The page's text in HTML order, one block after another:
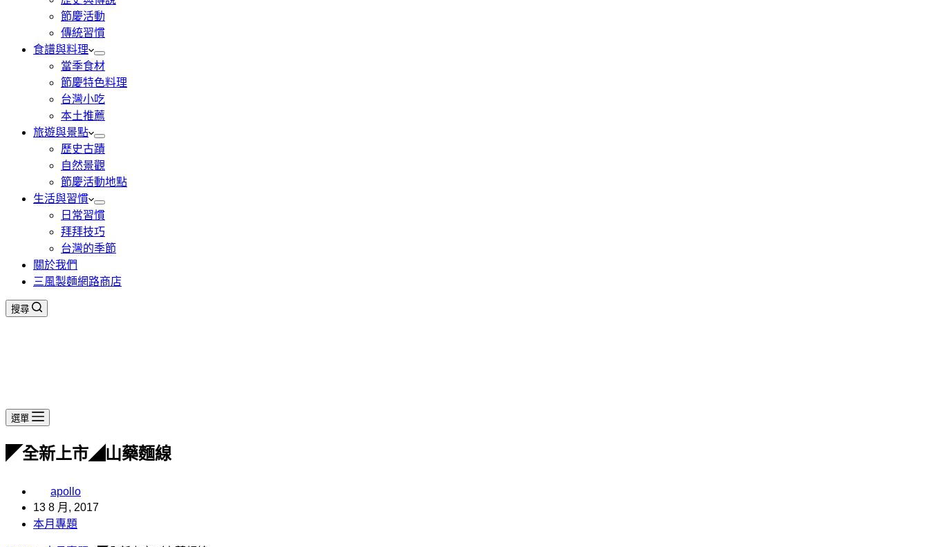
節慶活動
傳統習慣
食譜與料理
當季食材
節慶特色料理
台灣小吃
本土推薦
旅遊與景點
歷史古蹟
自然景觀
節慶活動地點
生活與習慣
日常習慣
拜拜技巧
台灣的季節
關於我們
三風製麵網路商店
搜尋
選單
◤全新上市◢山藥麵線
apollo
13 8 月, 2017
本月專題